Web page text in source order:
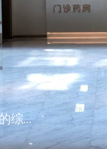
总投资超过10亿元人民币，重点打造的集医疗、养老、康复、护理为一体的综合型旗舰养老项目